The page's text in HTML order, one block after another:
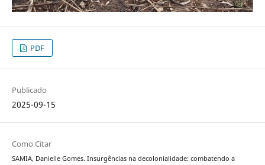
PDF
Publicado
2025-09-15
Como Citar
SAMIA, Danielle Gomes. Insurgências na decolonialidade: combatendo a